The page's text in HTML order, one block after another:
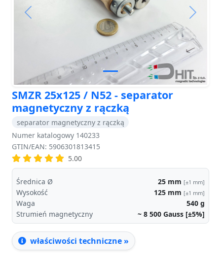
Previous Next
SMZR 25x125 / N52 - separator
magnetyczny z rączką
separator magnetyczny z rączką
Numer katalogowy 140233
GTIN/EAN: 5906301813415
5.00
Średnica Ø 25 mm [±1 mm]
Wysokość 125 mm [±1 mm]
Waga 540 g
Strumień magnetyczny
~ 8 500 Gauss [±5%]
właściwości techniczne »